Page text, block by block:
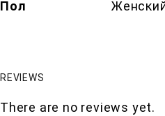
Пол
REVIEWS
There are no reviews yet.